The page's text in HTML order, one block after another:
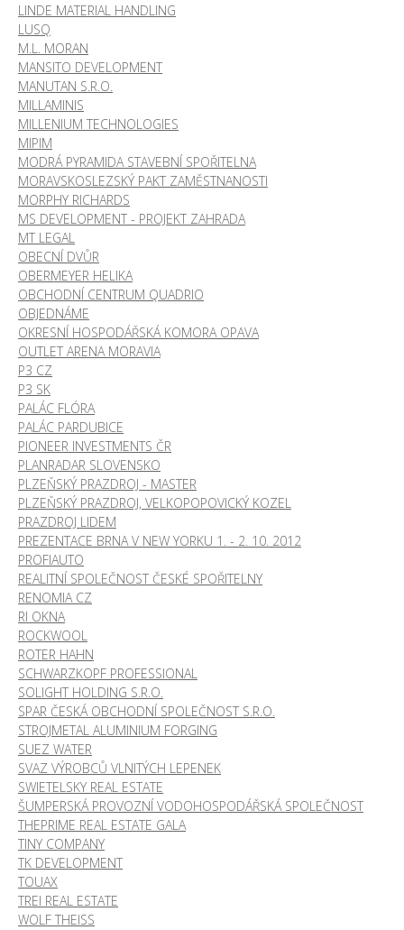
LINDE MATERIAL HANDLING
LUSQ
M.L. MORAN
MANSITO DEVELOPMENT
MANUTAN S.R.O.
MILLAMINIS
MILLENIUM TECHNOLOGIES
MIPIM
MODRÁ PYRAMIDA STAVEBNÍ SPOŘITELNA
MORAVSKOSLEZSKÝ PAKT ZAMĚSTNANOSTI
MORPHY RICHARDS
MS DEVELOPMENT - PROJEKT ZAHRADA
MT LEGAL
OBECNÍ DVŮR
OBERMEYER HELIKA
OBCHODNÍ CENTRUM QUADRIO
OBJEDNÁME
OKRESNÍ HOSPODÁŘSKÁ KOMORA OPAVA
OUTLET ARENA MORAVIA
P3 CZ
P3 SK
PALÁC FLÓRA
PALÁC PARDUBICE
PIONEER INVESTMENTS ČR
PLANRADAR SLOVENSKO
PLZEŇSKÝ PRAZDROJ - MASTER
PLZEŇSKÝ PRAZDROJ, VELKOPOPOVICKÝ KOZEL
PRAZDROJ LIDEM
PREZENTACE BRNA V NEW YORKU 1. - 2. 10. 2012
PROFIAUTO
REALITNÍ SPOLEČNOST ČESKÉ SPOŘITELNY
RENOMIA CZ
RI OKNA
ROCKWOOL
ROTER HAHN
SCHWARZKOPF PROFESSIONAL
SOLIGHT HOLDING S.R.O.
SPAR ČESKÁ OBCHODNÍ SPOLEČNOST S.R.O.
STROJMETAL ALUMINIUM FORGING
SUEZ WATER
SVAZ VÝROBCŮ VLNITÝCH LEPENEK
SWIETELSKY REAL ESTATE
ŠUMPERSKÁ PROVOZNÍ VODOHOSPODÁŘSKÁ SPOLEČNOST
THEPRIME REAL ESTATE GALA
TINY COMPANY
TK DEVELOPMENT
TOUAX
TREI REAL ESTATE
WOLF THEISS